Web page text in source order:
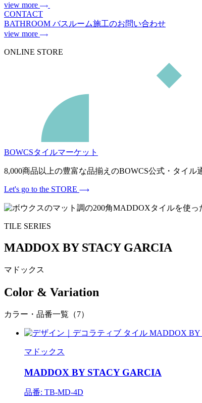
view more
CONTACT
BATHROOM バスルーム施工のお問い合わせ
view more
ONLINE STORE
BOWCSタイルマーケット
8,000商品以上の豊富な品揃えのBOWCS公式・タイ
Let's go to the STORE
TILE SERIES
MADDOX BY STACY GARCIA
マドックス
Color & Variation
カラー・品番一覧（7）
マドックス
MADDOX BY STACY GARCIA
品番: TB-MD-4D